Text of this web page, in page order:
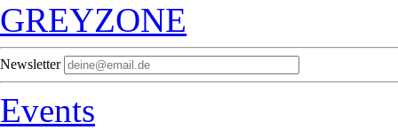
GREYZONE
Newsletter
Events